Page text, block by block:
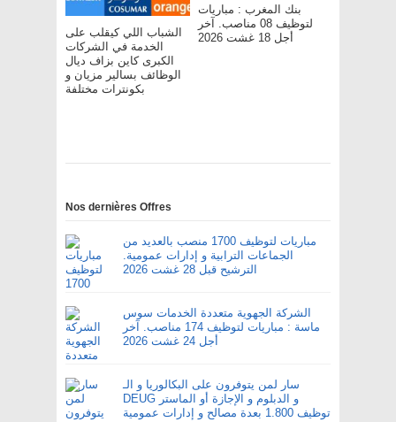
الشباب اللي كيقلب على
الخدمة في الشركات
الكبرى كاين بزاف ديال
الوظائف بسالير مزيان و
بكونترات مختلفة
بنك المغرب : مباريات
لتوظيف 08 مناصب. آخر
أجل 18 غشت 2026
Nos dernières Offres
مباريات لتوظيف 1700 منصب بالعديد من
الجماعات الترابية و إدارات عمومية.
الترشيح قبل 28 غشت 2026
الشركة الجهوية متعددة الخدمات سوس
ماسة : مباريات لتوظيف 174 مناصب. آخر
أجل 24 غشت 2026
سار لمن يتوفرون على البكالوريا و الـ
DEUG و الدبلوم و الإجازة أو الماستر
توظيف 1.800 بعدة مصالح و إدارات عمومية